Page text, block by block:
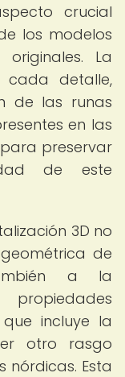
crucial
los modelos
La
detalle,
de las runas
en las
preservar
de este
3D no
de
a la
incluye la
otro rasgo
Esta